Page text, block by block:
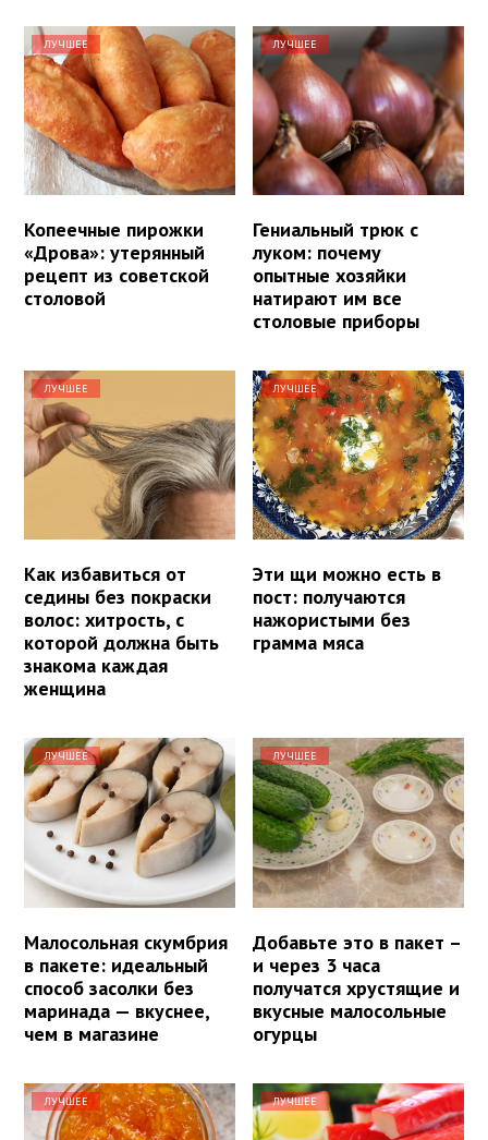
ЛУЧШЕЕ
Копеечные пирожки
«Дрова»: утерянный
рецепт из советской
столовой
ЛУЧШЕЕ
Гениальный трюк с
луком: почему
опытные хозяйки
натирают им все
столовые приборы
ЛУЧШЕЕ
Как избавиться от
седины без покраски
волос: хитрость, с
которой должна быть
знакома каждая
женщина
ЛУЧШЕЕ
Эти щи можно есть в
пост: получаются
нажористыми без
грамма мяса
ЛУЧШЕЕ
Малосольная скумбрия
в пакете: идеальный
способ засолки без
маринада — вкуснее,
чем в магазине
ЛУЧШЕЕ
Добавьте это в пакет –
и через 3 часа
получатся хрустящие и
вкусные малосольные
огурцы
ЛУЧШЕЕ ЛУЧШЕЕ